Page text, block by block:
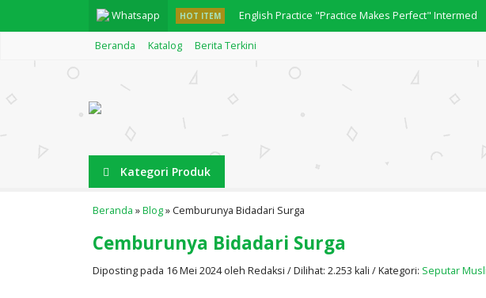
Whatsapp HOT ITEM English Practice "Practice Makes Perfect" Intermed
Kitab Tahsilul Ma'mul
Maqoshid Syariah
Kitab Taqlid Wa Talfiq
Kosakata (Almufrodat) Sehari-Hari
Buku Aqidah - Hadits Jibril
العدد والمعدود
Beranda Katalog Berita Terkini
Kategori Produk
Beranda »Blog»Cemburunya Bidadari Surga
Cemburunya Bidadari Surga
Diposting pada 16 Mei 2024 oleh Redaksi / Dilihat: 2.253 kali / Kategori: Seputar